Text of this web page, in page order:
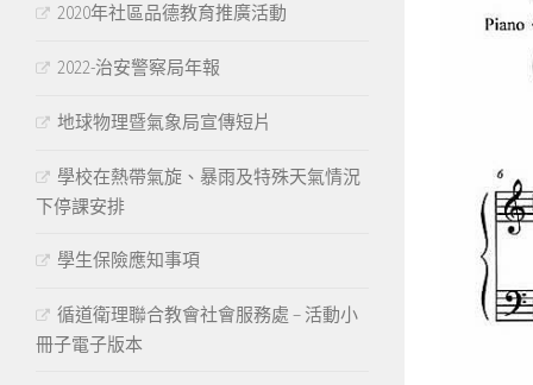
2020年社區品德教育推廣活動
2022-治安警察局年報
地球物理暨氣象局宣傳短片
學校在熱帶氣旋、暴雨及特殊天氣情況
下停課安排
學生保險應知事項
循道衛理聯合教會社會服務處 – 活動小
冊子電子版本